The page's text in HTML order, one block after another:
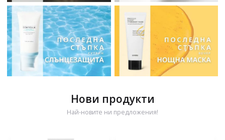
Нови продукти
Най-новите ни предложения!